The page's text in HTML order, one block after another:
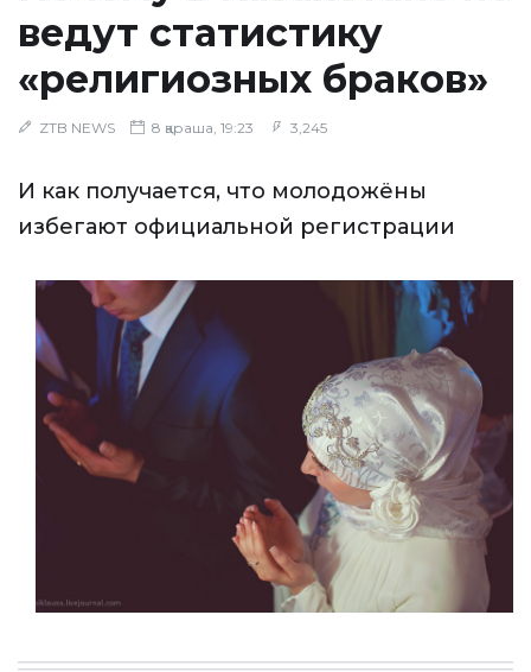
ведут статистику
«религиозных браков»
ZTB NEWS 8 қараша, 19:23 3,245
И как получается, что молодожёны
избегают официальной регистрации